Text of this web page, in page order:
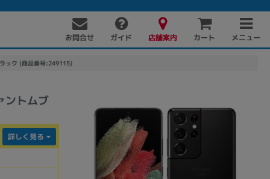
お問合せ ガイド 店舗案内 カート メニュー
ック (商品番号:249115)
ントムブ
詳しく見る